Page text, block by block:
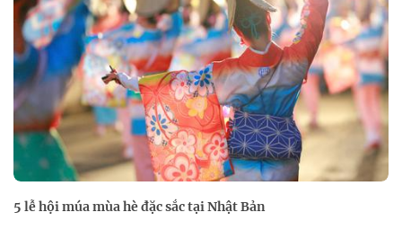
5 lễ hội múa mùa hè đặc sắc tại Nhật Bản